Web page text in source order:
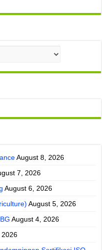
August 8, 2026
7, 2026
August 6, 2026
August 5, 2026
August 4, 2026
2026